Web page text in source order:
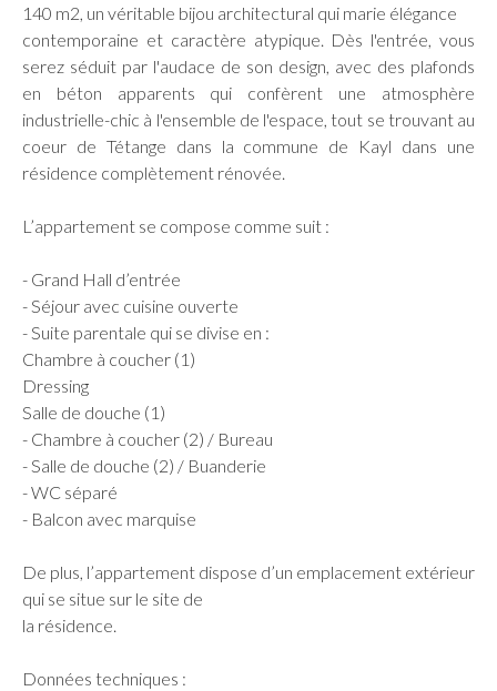
140 m2, un véritable bijou architectural qui marie élégance
contemporaine et caractère atypique. Dès l'entrée, vous
serez séduit par l'audace de son design, avec des plafonds
en béton apparents qui confèrent une atmosphère
industrielle-chic à l'ensemble de l'espace, tout se trouvant au
coeur de Tétange dans la commune de Kayl dans une
résidence complètement rénovée.
L’appartement se compose comme suit :
- Grand Hall d’entrée
- Séjour avec cuisine ouverte
- Suite parentale qui se divise en :
Chambre à coucher (1)
Dressing
Salle de douche (1)
- Chambre à coucher (2) / Bureau
- Salle de douche (2) / Buanderie
- WC séparé
- Balcon avec marquise
De plus, l’appartement dispose d’un emplacement extérieur
qui se situe sur le site de
la résidence.
Données techniques :